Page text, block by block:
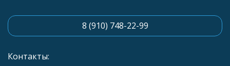
8 (910) 748-22-99
Контакты: